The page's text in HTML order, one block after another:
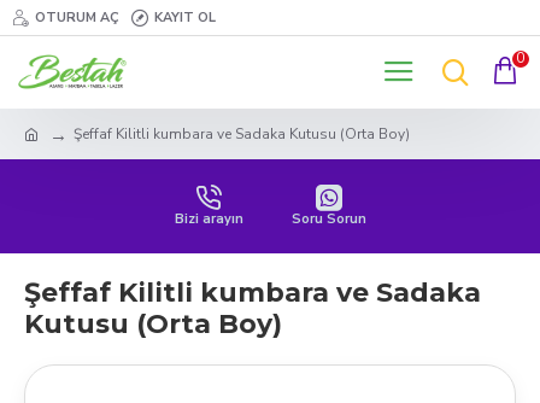
OTURUM AÇ KAYIT OL
0
Şeffaf Kilitli kumbara ve Sadaka Kutusu (Orta Boy)
Bizi arayın Soru Sorun
Şeffaf Kilitli kumbara ve Sadaka
Kutusu (Orta Boy)